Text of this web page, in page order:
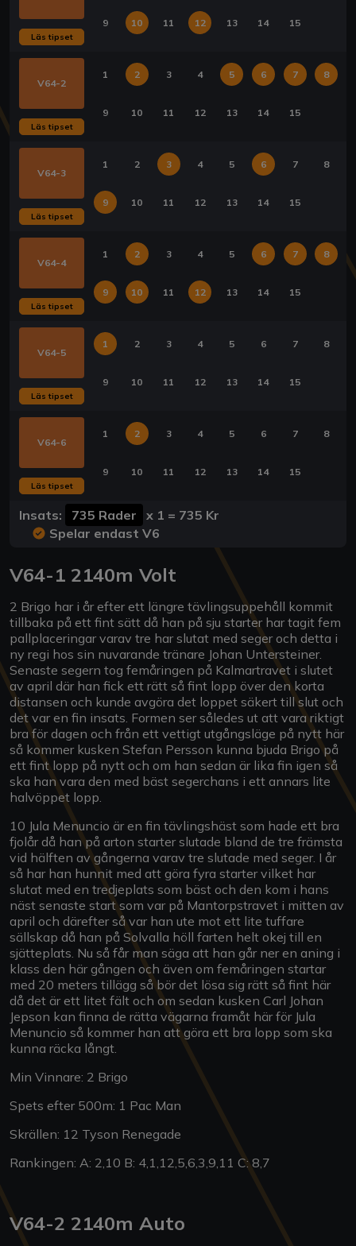
Läs tipset
9 10 11 12 13 14 15
V64-2
Läs tipset
1 2 3 4 5 6 7 8
9 10 11 12 13 14 15
V64-3
Läs tipset
1 2 3 4 5 6 7 8
9 10 11 12 13 14 15
V64-4
Läs tipset
1 2 3 4 5 6 7 8
9 10 11 12 13 14 15
V64-5
Läs tipset
1 2 3 4 5 6 7 8
9 10 11 12 13 14 15
V64-6
Läs tipset
1 2 3 4 5 6 7 8
9 10 11 12 13 14 15
Insats: 735 Rader x 1 = 735 Kr
Spelar endast V6
V64-1 2140m Volt
2 Brigo har i år efter ett längre tävlingsuppehåll kommit
tillbaka på ett fint sätt då han på sju starter har tagit fem
pallplaceringar varav tre har slutat med seger och detta i
ny regi hos sin nuvarande tränare Johan Untersteiner.
Senaste segern tog femåringen på Kalmartravet i slutet
av april där han fick ett rätt så fint lopp över den korta
distansen och kunde avgöra det loppet säkert till slut och
det var en fin insats. Formen ser således ut att vara riktigt
bra för dagen och från ett vettigt utgångsläge på nytt här
så kommer kusken Stefan Persson kunna bjuda Brigo på
ett fint lopp på nytt och om han sedan är lika fin igen så
ska han vara den med bäst segerchans i ett annars lite
halvöppet lopp.
10 Jula Menuncio är en fin tävlingshäst som hade ett bra
fjolår då han på arton starter slutade bland de tre främsta
vid hälften av gångerna varav tre slutade med seger. I år
så har han hunnit med att göra fyra starter vilket har
slutat med en tredjeplats som bäst och den kom i hans
näst senaste start som var på Mantorpstravet i mitten av
april och därefter så var han ute mot ett lite tuffare
sällskap då han på Solvalla höll farten helt okej till en
sjätteplats. Nu så får man säga att han går ner en aning i
klass den här gången och även om femåringen startar
med 20 meters tillägg så bör det lösa sig rätt så fint här
då det är ett litet fält och om sedan kusken Carl Johan
Jepson kan finna de rätta vägarna framåt här för Jula
Menuncio så kommer han att göra ett bra lopp som ska
kunna räcka långt.
Min Vinnare: 2 Brigo
Spets efter 500m: 1 Pac Man
Skrällen: 12 Tyson Renegade
Rankingen: A: 2,10 B: 4,1,12,5,6,3,9,11 C: 8,7
V64-2 2140m Auto